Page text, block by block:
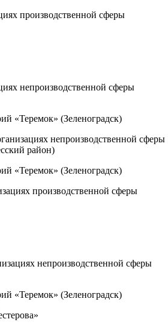
производственной сферы
непроизводственной сферы
«Теремок» (Зеленоградск)
непроизводственной сферы
район)
«Теремок» (Зеленоградск)
производственной сферы
непроизводственной сферы
«Теремок» (Зеленоградск)